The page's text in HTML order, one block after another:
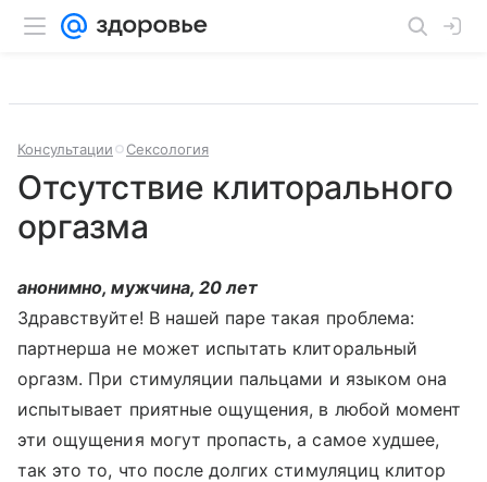
Консультации Сексология
Отсутствие клиторального
оргазма
анонимно, мужчина, 20 лет
Здравствуйте! В нашей паре такая проблема:
партнерша не может испытать клиторальный
оргазм. При стимуляции пальцами и языком она
испытывает приятные ощущения, в любой момент
эти ощущения могут пропасть, а самое худшее,
так это то, что после долгих стимуляциц клитор